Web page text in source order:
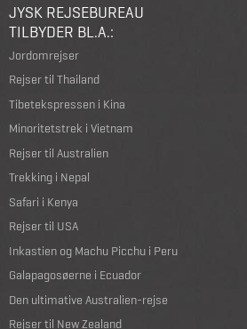
JYSK REJSEBUREAU
TILBYDER BL.A.:
Jordomrejser
Rejser til Thailand
Tibetekspressen i Kina
Minoritetstrek i Vietnam
Rejser til Australien
Trekking i Nepal
Safari i Kenya
Rejser til USA
Inkastien og Machu Picchu i Peru
Galapagosøerne i Ecuador
Den ultimative Australien-rejse
Rejser til New Zealand